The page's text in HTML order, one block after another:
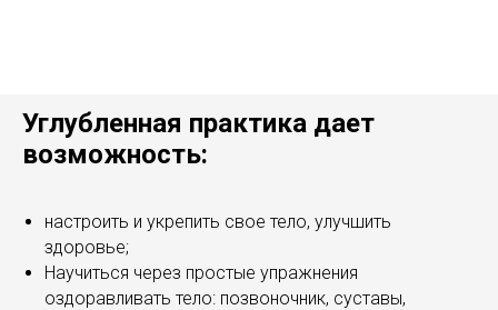
Углубленная практика дает
возможность:
настроить и укрепить свое тело, улучшить
здоровье;
Научиться через простые упражнения
оздоравливать тело: позвоночник, суставы,